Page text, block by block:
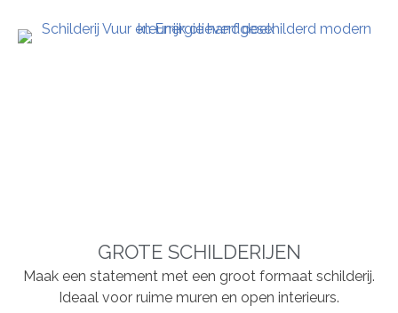
GROTE SCHILDERIJEN
Maak een statement met een groot formaat schilderij.
Ideaal voor ruime muren en open interieurs.